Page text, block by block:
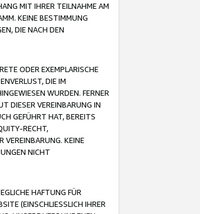
MIT IHRER TEILNAHME AM
KEINE BESTIMMUNG
DIE NACH DEN
ODER EXEMPLARISCHE
DIE IM
WURDEN. FERNER
DIESER VEREINBARUNG IN
GEFÜHRT HAT, BEREITS
RECHT,
VEREINBARUNG. KEINE
NICHT
HAFTUNG FÜR
(EINSCHLIESSLICH IHRER